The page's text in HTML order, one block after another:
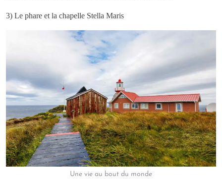
3) Le phare et la chapelle Stella Maris
Une vie au bout du monde